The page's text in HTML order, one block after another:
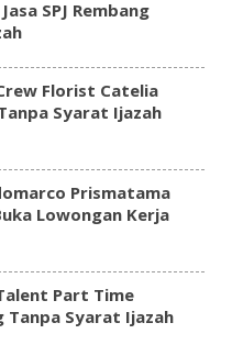
SPJ Rembang
Florist Catelia
Syarat Ijazah
Prismatama
Lowongan Kerja
Part Time
Tanpa Syarat Ijazah